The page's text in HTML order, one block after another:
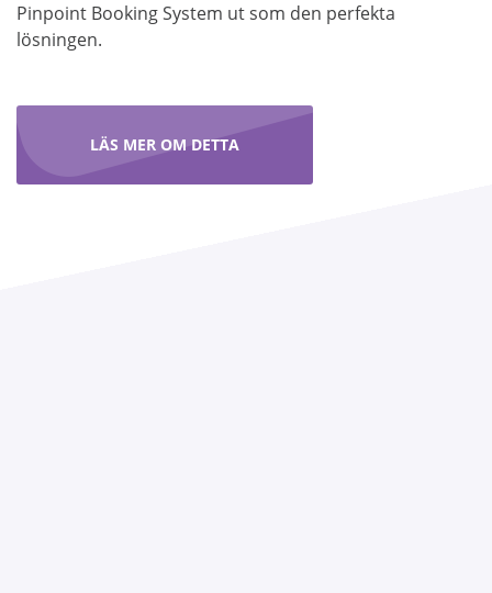
Pinpoint Booking System ut som den perfekta
lösningen.
LÄS MER OM DETTA